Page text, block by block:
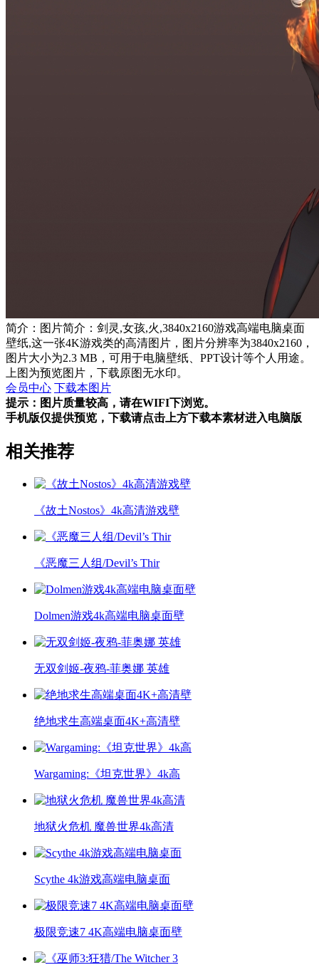
简介：图片简介：剑灵,女孩,火,3840x2160游戏高端电脑桌面
壁纸,这一张4K游戏类的高清图片，图片分辨率为3840x2160，
图片大小为2.3 MB，可用于电脑壁纸、PPT设计等个人用途。
上图为预览图片，下载原图无水印。
会员中心 下载本图片
提示：图片质量较高，请在WIFI下浏览。
手机版仅提供预览，下载请点击上方下载本素材进入电脑版
相关推荐
《故土Nostos》4k高清游戏壁
《恶魔三人组/Devil’s Thir
Dolmen游戏4k高端电脑桌面壁
无双剑姬-夜鸦-菲奥娜 英雄
绝地求生高端桌面4K+高清壁
Wargaming:《坦克世界》4k高
地狱火危机 魔兽世界4k高清
Scythe 4k游戏高端电脑桌面
极限竞速7 4K高端电脑桌面壁